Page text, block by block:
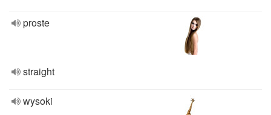
proste
straight
wysoki